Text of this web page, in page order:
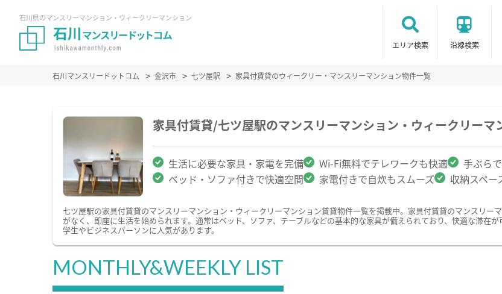
石川県のマンスリーマンション・ウィークリーマンション
エリア検索 沿線検索
石川マンスリードットコム 金沢市 七ツ屋駅 家具付賃貸のウィークリー・マンスリーマンション物件一覧
家具付賃貸/七ツ屋駅のマンスリーマンション・ウィークリーマ
生活に必要な家具・家電を完備 Wi-Fi無料でテレワークも快適
手ぶら
ベッド・ソファ付きで快適空間
家電付きで自炊もスムーズ 収納スペー
七ツ屋駅の家具付賃貸のマンスリーマンション・ウィークリーマンション賃貸物件一覧を掲載中。家具付賃貸のマンスリ
がなく、即座に生活を始められます。通常はベッド、ソファ、テーブルなどの基本的な家具が備えられており、快適な滞在
学生やビジネスパーソンに人気があります。
MONTHLY&WEEKLY LIST